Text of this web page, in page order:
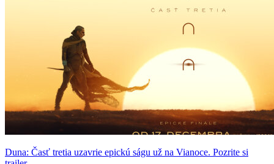
Duna: Časť tretia uzavrie epickú ságu už na Vianoce. Pozrite si